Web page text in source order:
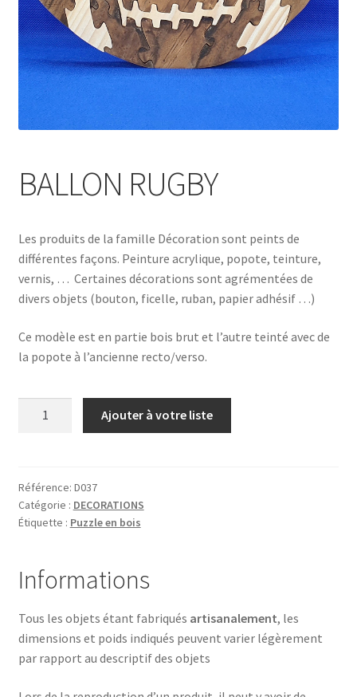
BALLON RUGBY
Les produits de la famille Décoration sont peints de
différentes façons. Peinture acrylique, popote, teinture,
vernis, … Certaines décorations sont agrémentées de
divers objets (bouton, ficelle, ruban, papier adhésif …)
Ce modèle est en partie bois brut et l’autre teinté avec de
la popote à l’ancienne recto/verso.
Ajouter à votre liste
Référence: D037
Catégorie : DECORATIONS
Étiquette : Puzzle en bois
Informations
Tous les objets étant fabriqués artisanalement, les
dimensions et poids indiqués peuvent varier légèrement
par rapport au descriptif des objets